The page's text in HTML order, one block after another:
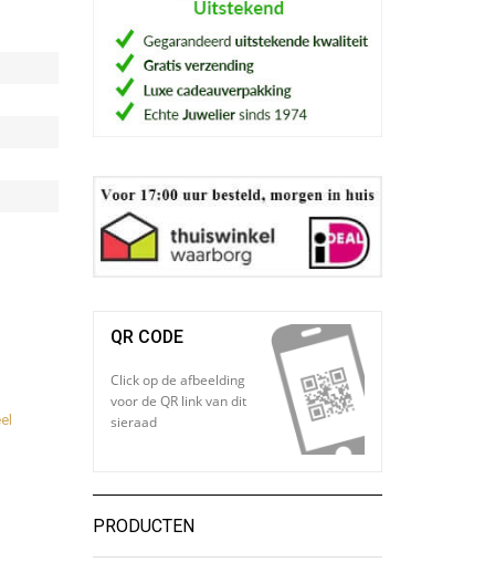
QR CODE
Click op de afbeelding
voor de QR link van dit
sieraad
PRODUCTEN